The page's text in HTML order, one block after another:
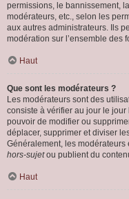
permissions, le bannissement,
modérateurs, etc., selon les
aux autres administrateurs. Ils
modération sur l’ensemble des
Haut
Que sont les modérateurs ?
Les modérateurs sont des
consiste à vérifier au jour le
pouvoir de modifier ou
déplacer, supprimer et diviser
Généralement, les
hors-sujetou publient du
Haut